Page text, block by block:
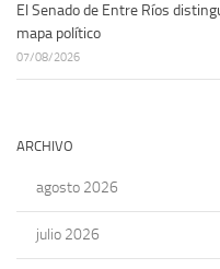
El Senado de Entre Ríos
mapa político
07/08/2026
ARCHIVO
agosto 2026
julio 2026